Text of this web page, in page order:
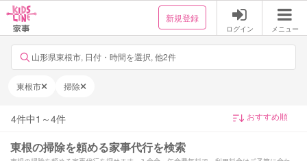
新規登録
ログイン メニュー
山形県東根市, 日付・時間を選択, 他2件
東根市 掃除
4件中1 ～4件
東根の掃除を頼める家事代行を検索